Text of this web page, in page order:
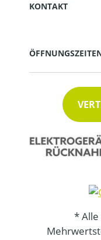
KONTAKT
* Alle